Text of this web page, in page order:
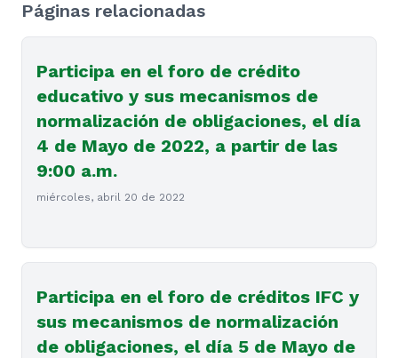
Páginas relacionadas
Participa en el foro de crédito
educativo y sus mecanismos de
normalización de obligaciones, el día
4 de Mayo de 2022, a partir de las
9:00 a.m.
miércoles, abril 20 de 2022
Participa en el foro de créditos IFC y
sus mecanismos de normalización
de obligaciones, el día 5 de Mayo de